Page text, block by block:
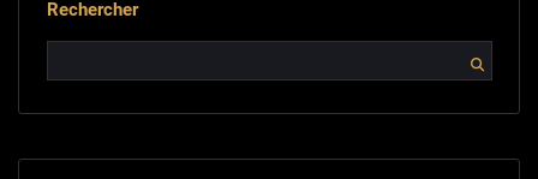
Rechercher